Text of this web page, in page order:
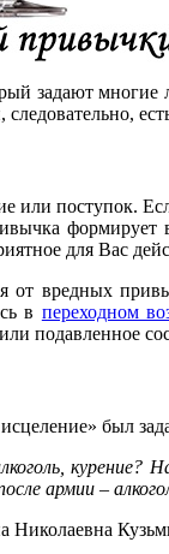
задают
или поступок.
для Вас
от вредных
в переходном
подавленное
был
курение?
армии –
Николаевна